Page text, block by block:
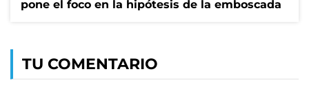
pone el foco en la hipótesis de la emboscada
TU COMENTARIO